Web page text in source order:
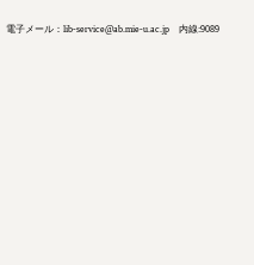
電子メール：lib-service@ab.mie-u.ac.jp 内線:9089